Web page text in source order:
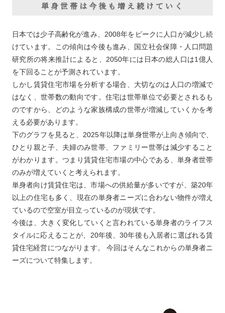
単身世帯は今後も増え続けていく
日本では少子高齢化が進み、2008年をピークに人口が減少し続
けています。この傾向は今後も進み、国立社会保障・人口問題
研究所の将来推計によると、2050年には日本の総人口は1億人
を下回ることが予測されています。
しかし賃貸住宅市場を分析する場合、大切なのは人口の増減で
はなく、世帯数の動向です。住宅は世帯単位で必要とされるも
のですから、どのような家族構成の世帯が増減していくかを考
える必要があります。
下のグラフを見ると、2025年以降は単身世帯が上向き傾向で、
ひとり親と子、夫婦のみ世帯、ファミリー世帯は減少すること
がわかります。つまり賃貸住宅市場の中心である、単身者世帯
のみが増えていくと考えられます。
単身者向け賃貸住宅は、市場への供給量が多いですが、築20年
以上の住宅も多く、現在の単身者ニーズに合わない物件が増え
ているので空室が目立っているのが現状です。
今後は、大きく変化していくと言われている単身者のライフス
タイルに応えることが、20年後、30年後も入居者に選ばれる賃
貸住宅経営につながります。 今回はそんなこれからの単身者ニ
ーズについて特集します。